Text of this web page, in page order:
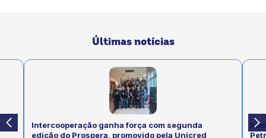
Últimas notícias
Intercooperação ganha força com segunda
edição do Prospera, promovido pela Unicred